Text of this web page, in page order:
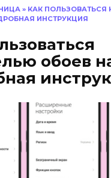
» КАК ПОЛЬЗОВАТЬСЯ
ИНСТРУКЦИЯ
обоев